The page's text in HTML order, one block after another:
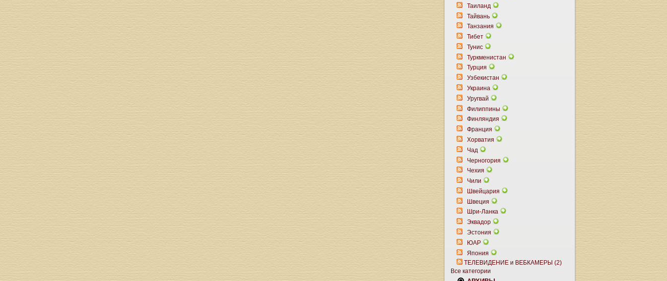
Таиланд
Тайвань
Танзания
Тибет
Тунис
Туркменистан
Турция
Узбекистан
Украина
Уругвай
Филиппины
Финляндия
Франция
Хорватия
Чад
Черногория
Чехия
Чили
Швейцария
Швеция
Шри-Ланка
Эквадор
Эстония
ЮАР
Япония
ТЕЛЕВИДЕНИЕ и ВЕБКАМЕРЫ (2)
Все категории